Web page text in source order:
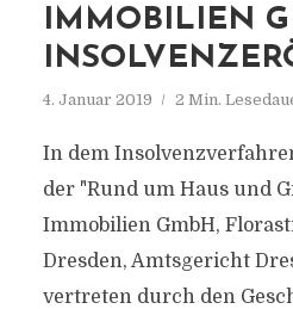
IMMOBILIEN
4. Januar 2019 2 Min.
In dem
der "Rund um Haus und
Immobilien GmbH,
Dresden, Amtsgericht
vertreten durch den